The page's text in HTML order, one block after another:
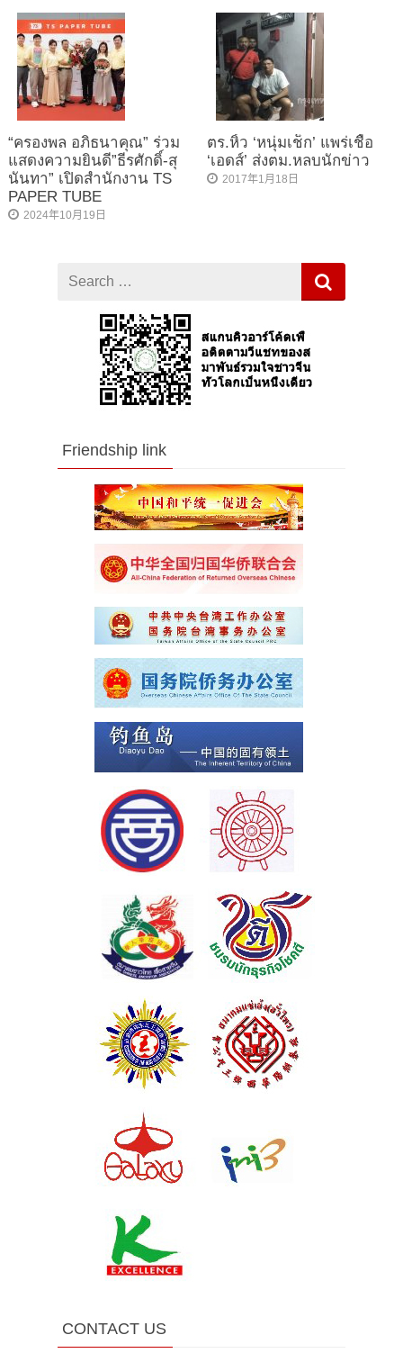
“ครองพล อภิธนาคุณ” ร่วม
แสดงความยินดี”ธีรศักดิ์-สุ
นันทา” เปิดสำนักงาน TS
PAPER TUBE
2024年10月19日
ตร.หิ้ว ‘หนุ่มเช็ก’ แพร่เชื้อ
‘เอดส์’ ส่งตม.หลบนักข่าว
2017年1月18日
for
Friendship link
CONTACT US